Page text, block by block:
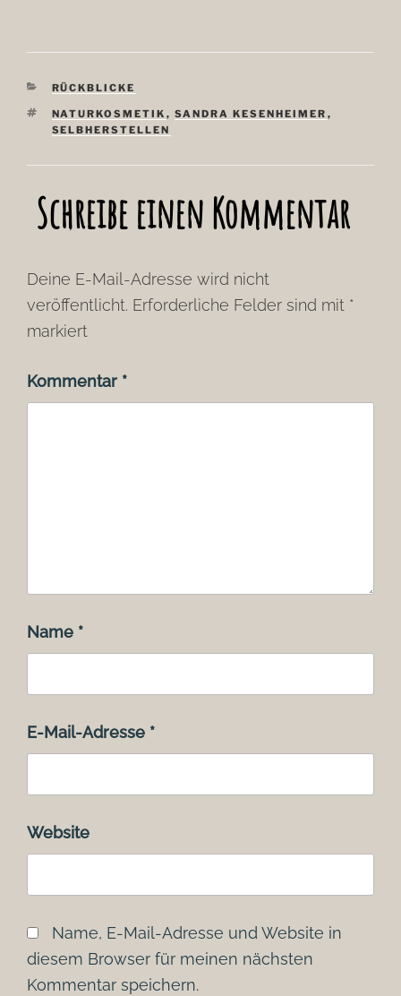
KATEGORIEN
RÜCKBLICKE
SCHLAGWÖRTER
NATURKOSMETIK , SANDRA KESENHEIMER ,
SELBHERSTELLEN
Schreibe einen Kommentar
Deine E-Mail-Adresse wird nicht
veröffentlicht. Erforderliche Felder sind mit *
markiert
Kommentar *
Name *
E-Mail-Adresse *
Website
Name, E-Mail-Adresse und Website in
diesem Browser für meinen nächsten
Kommentar speichern.